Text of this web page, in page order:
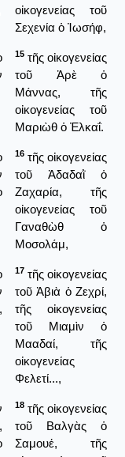
οἰκογενείας τοῦ
Σεχενία ὁ Ἰωσήφ,
15 τῆς οἰκογενείας
τοῦ Ἀρὲ ὁ
Μάννας, τῆς
οἰκογενείας τοῦ
Μαριὼθ ὁ Ἐλκαΐ.
16 τῆς οἰκογενείας
τοῦ Ἀδαδαῒ ὁ
Ζαχαρία, τῆς
οἰκογενείας τοῦ
Γαναθὼθ ὁ
Μοσολάμ,
17 τῆς οἰκογενείας
τοῦ Ἀβιὰ ὁ Ζεχρί,
τῆς οἰκογενείας
τοῦ Μιαμὶν ὁ
Μααδαί, τῆς
οἰκογενείας
Φελετί...,
18 τῆς οἰκογενείας
τοῦ Βαλγὰς ὁ
Σαμουέ, τῆς